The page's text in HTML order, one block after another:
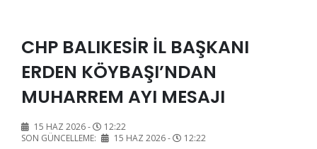
CHP BALIKESİR İL BAŞKANI
ERDEN KÖYBAŞI’NDAN
MUHARREM AYI MESAJI
15 HAZ 2026 -
12:22
SON GÜNCELLEME:
15 HAZ 2026 - 12:22